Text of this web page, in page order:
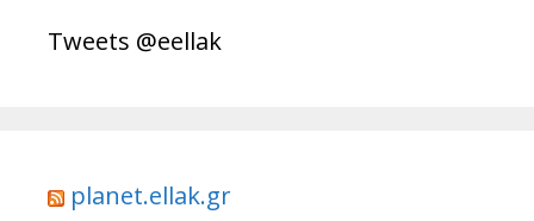
Tweets @eellak
planet.ellak.gr